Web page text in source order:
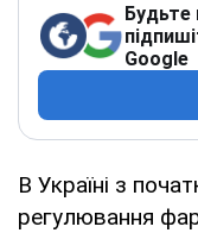
Будьте
Google
В Україні з
регулювання